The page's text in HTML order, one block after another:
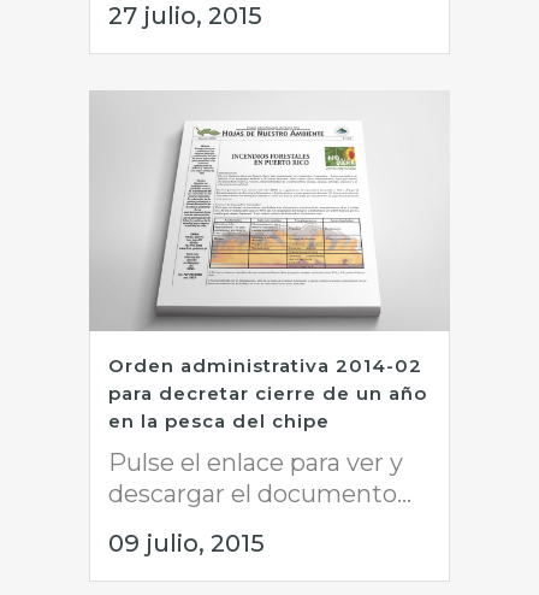
27 julio, 2015
Orden administrativa 2014-02
para decretar cierre de un año
en la pesca del chipe
Pulse el enlace para ver y
descargar el documento...
09 julio, 2015